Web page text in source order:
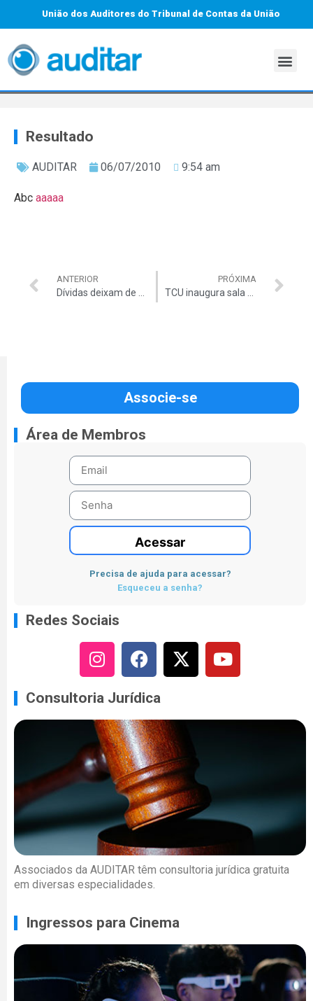
União dos Auditores do Tribunal de Contas da União
Resultado
AUDITAR 06/07/2010 9:54 am
Abc aaaaa
ANTERIOR PRÓXIMA
Associe-se
Área de Membros
Acessar
Precisa de ajuda para acessar?
Esqueceu a senha?
Redes Sociais
Consultoria Jurídica
Associados da AUDITAR têm consultoria jurídica gratuita
em diversas especialidades.
Ingressos para Cinema